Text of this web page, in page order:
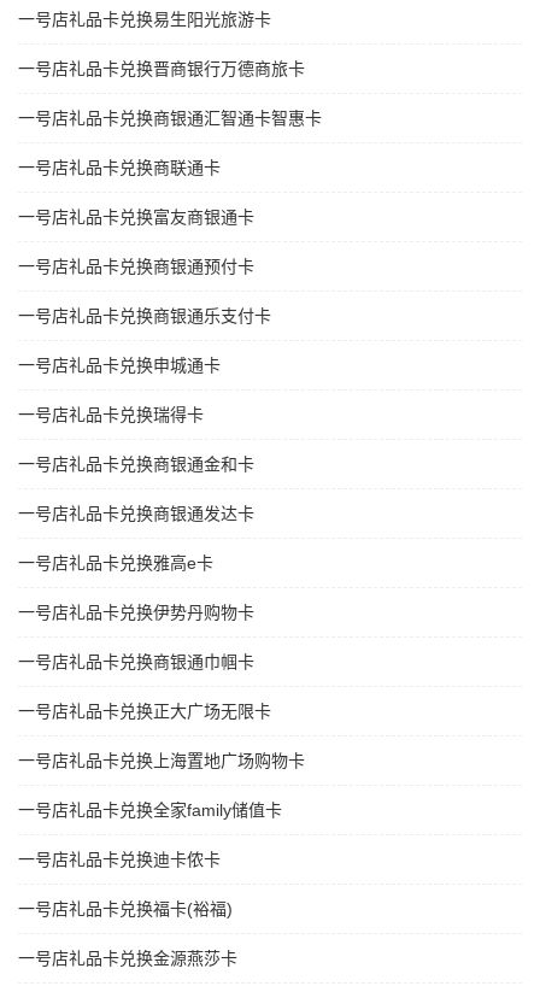
一号店礼品卡兑换易生阳光旅游卡
一号店礼品卡兑换晋商银行万德商旅卡
一号店礼品卡兑换商银通汇智通卡智惠卡
一号店礼品卡兑换商联通卡
一号店礼品卡兑换富友商银通卡
一号店礼品卡兑换商银通预付卡
一号店礼品卡兑换商银通乐支付卡
一号店礼品卡兑换申城通卡
一号店礼品卡兑换瑞得卡
一号店礼品卡兑换商银通金和卡
一号店礼品卡兑换商银通发达卡
一号店礼品卡兑换雅高e卡
一号店礼品卡兑换伊势丹购物卡
一号店礼品卡兑换商银通巾帼卡
一号店礼品卡兑换正大广场无限卡
一号店礼品卡兑换上海置地广场购物卡
一号店礼品卡兑换全家family储值卡
一号店礼品卡兑换迪卡侬卡
一号店礼品卡兑换福卡(裕福)
一号店礼品卡兑换金源燕莎卡